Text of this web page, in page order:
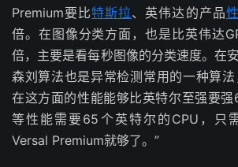
Premium要比特斯拉、英伟达的产品
倍。在图像分类方面，也是比英伟达
倍，主要是看每秒图像的分类速度。在
森刘算法也是异常检测常用的一种算
在这方面的性能能够比英特尔至强要
等性能需要65个英特尔的CPU，只
Versal Premium就够了。”